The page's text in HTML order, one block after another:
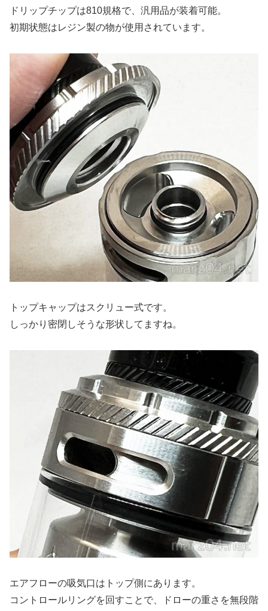
ドリップチップは810規格で、汎用品が装着可能。
初期状態はレジン製の物が使用されています。
トップキャップはスクリュー式です。
しっかり密閉しそうな形状してますね。
エアフローの吸気口はトップ側にあります。
コントロールリングを回すことで、ドローの重さを無段階